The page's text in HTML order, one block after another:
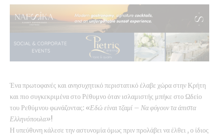
Ένα πρωτοφανές και ανησυχητικό περιστατικό έλαβε χώρα στην Κρήτη
και πιο συγκεκριμένα στο Ρέθυμνο όταν ισλαμιστής μπήκε στο Ωδείο
του Ρεθύμνου φωνάζοντας: «Εδώ είναι τζαμί – Να φύγουν τα άπιστα
Ελληνόπουλα»!
Η υπεύθυνη κάλεσε την αστυνομία όμως πριν προλάβει να έλθει , ο ίδιος